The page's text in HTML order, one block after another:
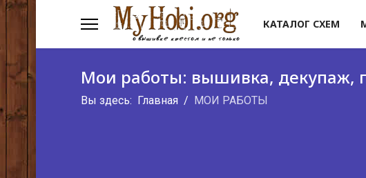
КАТАЛОГ СХЕМ
Мои работы: вышивка, декупаж,
Вы здесь: Главная МОИ РАБОТЫ